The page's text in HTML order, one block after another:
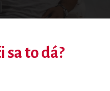
sa to dá?